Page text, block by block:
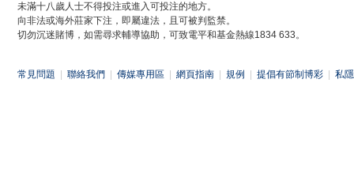
未滿十八歲人士不得投注或進入可投注的地方。
向非法或海外莊家下注，即屬違法，且可被判監禁。
切勿沉迷賭博，如需尋求輔導協助，可致電平和基金熱線1834 633。
常見問題 聯絡我們 傳媒專用區 網頁指南 規例 提倡有節制博彩 私